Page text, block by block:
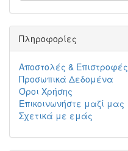
Πληροφορίες
Αποστολές & Επιστροφές
Προσωπικά Δεδομένα
Όροι Χρήσης
Επικοινωνήστε μαζί μας
Σχετικά με εμάς